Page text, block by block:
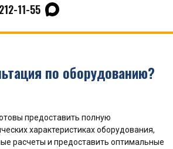
11-55
по оборудованию?
предоставить полную
характеристиках оборудования,
расчеты и предоставить оптимальные